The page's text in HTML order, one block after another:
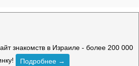
знакомств в Израиле - более 200 000
Подробнее →